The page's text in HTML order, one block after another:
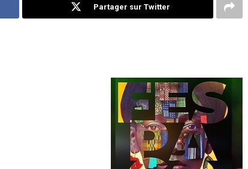
Partager sur Twitter